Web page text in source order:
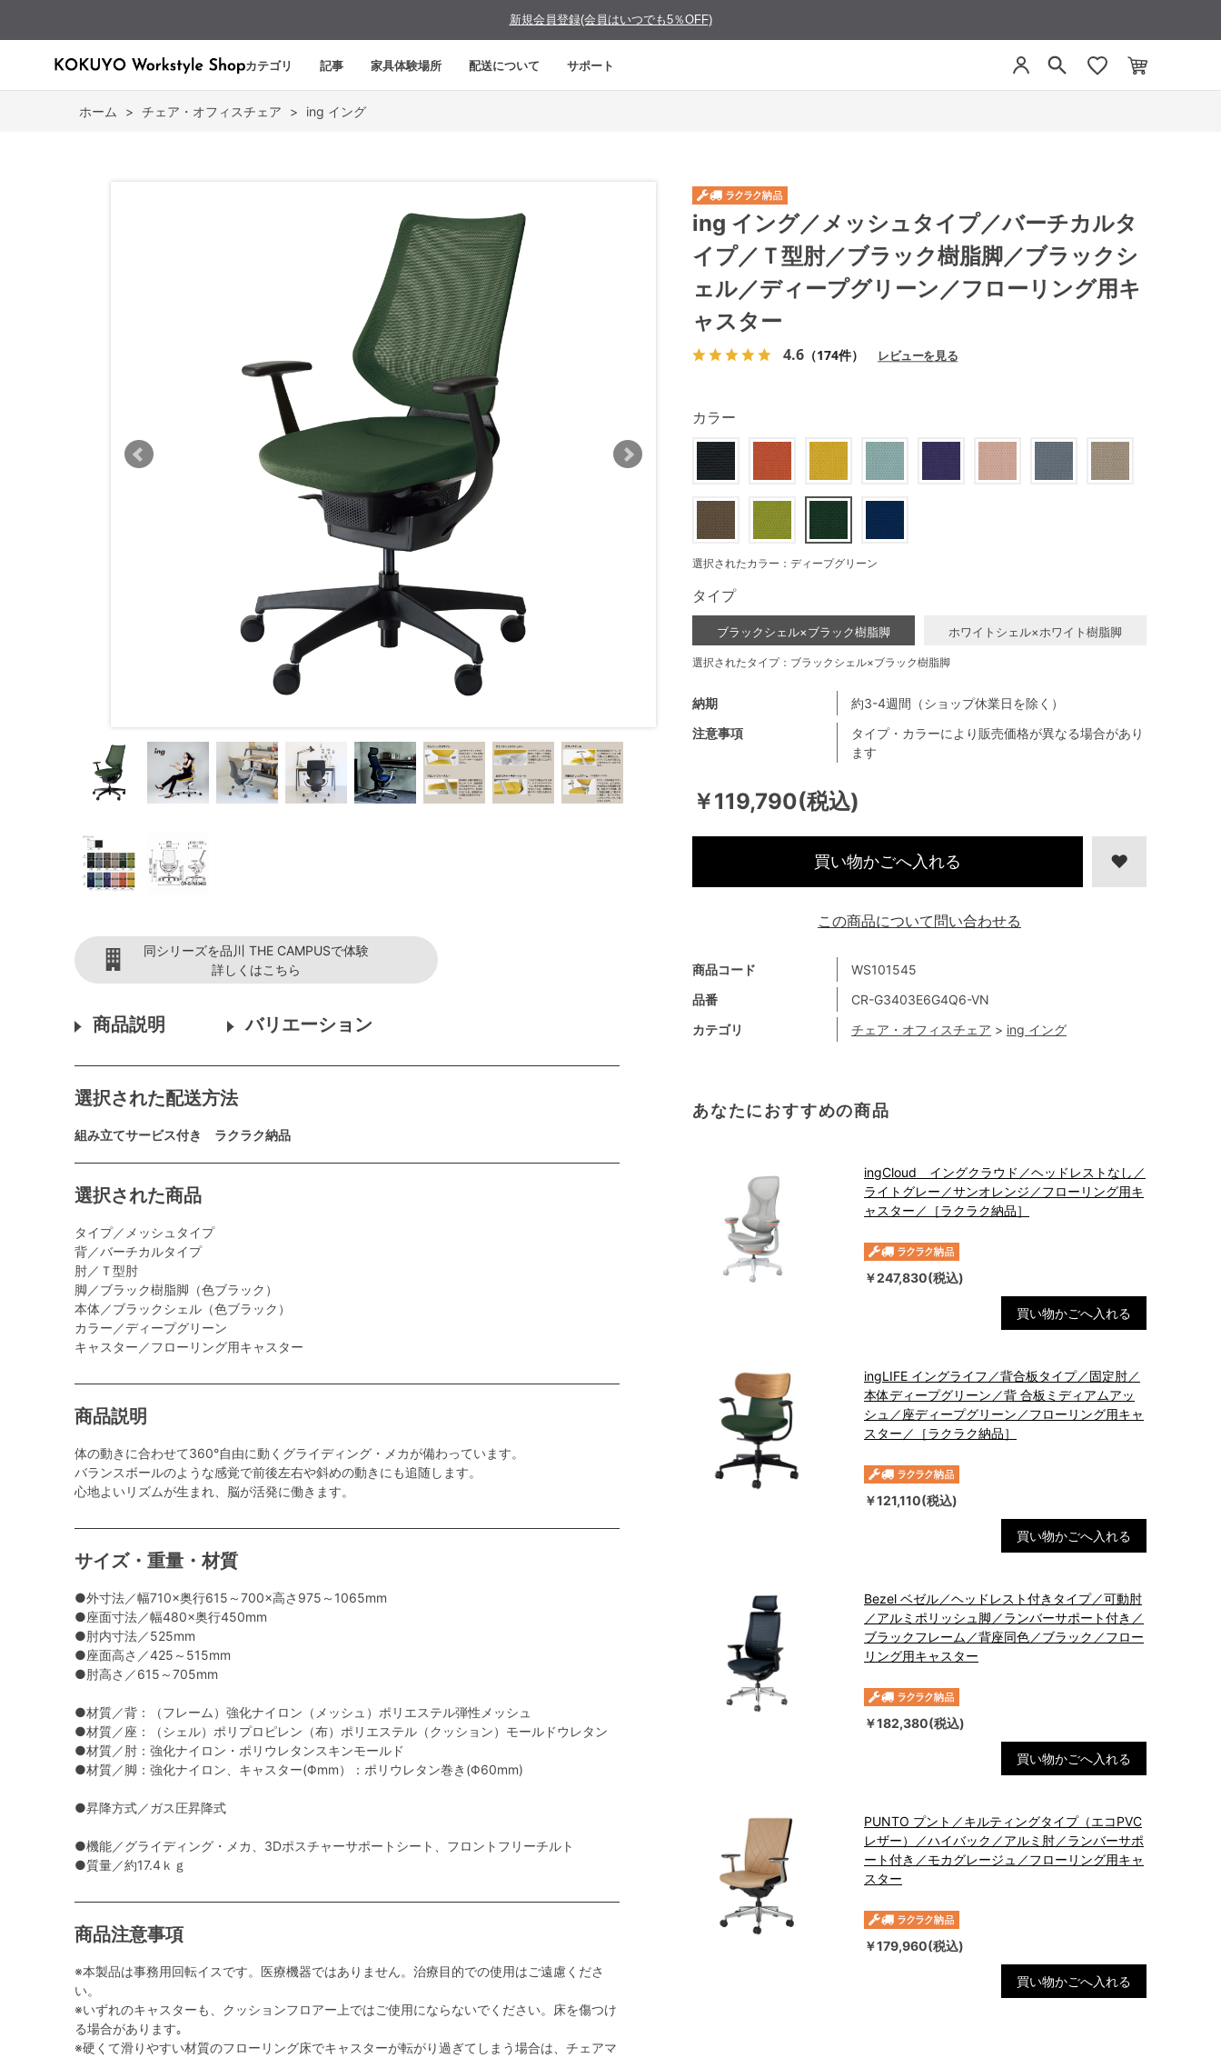
新規会員登録(会員はいつでも5％OFF)
カテゴリ 記事 家具体験場所 配送について サポート
ホーム > チェア・オフィスチェア > ing イング
同シリーズを品川 THE CAMPUSで体験
詳しくはこちら
商品説明 バリエーション
選択された配送方法
組み立てサービス付き ラクラク納品
選択された商品
タイプ／メッシュタイプ
背／バーチカルタイプ
肘／Ｔ型肘
脚／ブラック樹脂脚（色ブラック）
本体／ブラックシェル（色ブラック）
カラー／ディープグリーン
キャスター／フローリング用キャスター
商品説明
体の動きに合わせて360°自由に動くグライディング・メカが備わっています。
バランスボールのような感覚で前後左右や斜めの動きにも追随します。
心地よいリズムが生まれ、脳が活発に働きます。
サイズ・重量・材質
●外寸法／幅710×奥行615～700×高さ975～1065mm
●座面寸法／幅480×奥行450mm
●肘内寸法／525mm
●座面高さ／425～515mm
●肘高さ／615～705mm
●材質／背：（フレーム）強化ナイロン（メッシュ）ポリエステル弾性メッシュ
●材質／座：（シェル）ポリプロピレン（布）ポリエステル（クッション）モールドウレタン
●材質／肘：強化ナイロン・ポリウレタンスキンモールド
●材質／脚：強化ナイロン、キャスター(Φmm）：ポリウレタン巻き(Φ60mm)
●昇降方式／ガス圧昇降式
●機能／グライディング・メカ、3Dポスチャーサポートシート、フロントフリーチルト
●質量／約17.4ｋｇ
商品注意事項
※本製品は事務用回転イスです。医療機器ではありません。治療目的での使用はご遠慮くださ
い。
※いずれのキャスターも、クッションフロアー上ではご使用にならないでください。床を傷つけ
る場合があります｡
※硬くて滑りやすい材質のフローリング床でキャスターが転がり過ぎてしまう場合は、チェアマ
ing イング／メッシュタイプ／バーチカルタ
イプ／Ｔ型肘／ブラック樹脂脚／ブラックシ
ェル／ディープグリーン／フローリング用キ
ャスター
4.6 （174件） レビューを見る
￥119,790(税込)
商品コード
WS101545
品番
CR-G3403E6G4Q6-VN
カテゴリ
チェア・オフィスチェア > ing イング
注意事項
タイプ・カラーにより販売価格が異なる場合があり
ます
納期 約3-4週間（ショップ休業日を除く）
カラー
選択されたカラー：ディープグリーン
タイプ
ブラックシェル×ブラック樹脂脚 ホワイトシェル×ホワイト樹脂脚
選択されたタイプ：ブラックシェル×ブラック樹脂脚
買い物かごへ入れる
あなたにおすすめの商品
ingCloud イングクラウド／ヘッドレストなし／
ライトグレー／サンオレンジ／フローリング用キ
ャスター／［ラクラク納品］
￥247,830(税込)
買い物かごへ入れる
ingLIFE イングライフ／背合板タイプ／固定肘／
本体ディープグリーン／背 合板ミディアムアッ
シュ／座ディープグリーン／フローリング用キャ
スター／［ラクラク納品］
￥121,110(税込)
買い物かごへ入れる
Bezel ベゼル／ヘッドレスト付きタイプ／可動肘
／アルミポリッシュ脚／ランバーサポート付き／
ブラックフレーム／背座同色／ブラック／フロー
リング用キャスター
￥182,380(税込)
買い物かごへ入れる
PUNTO プント／キルティングタイプ（エコPVC
レザー）／ハイバック／アルミ肘／ランバーサポ
ート付き／モカグレージュ／フローリング用キャ
スター
￥179,960(税込)
買い物かごへ入れる
この商品について問い合わせる